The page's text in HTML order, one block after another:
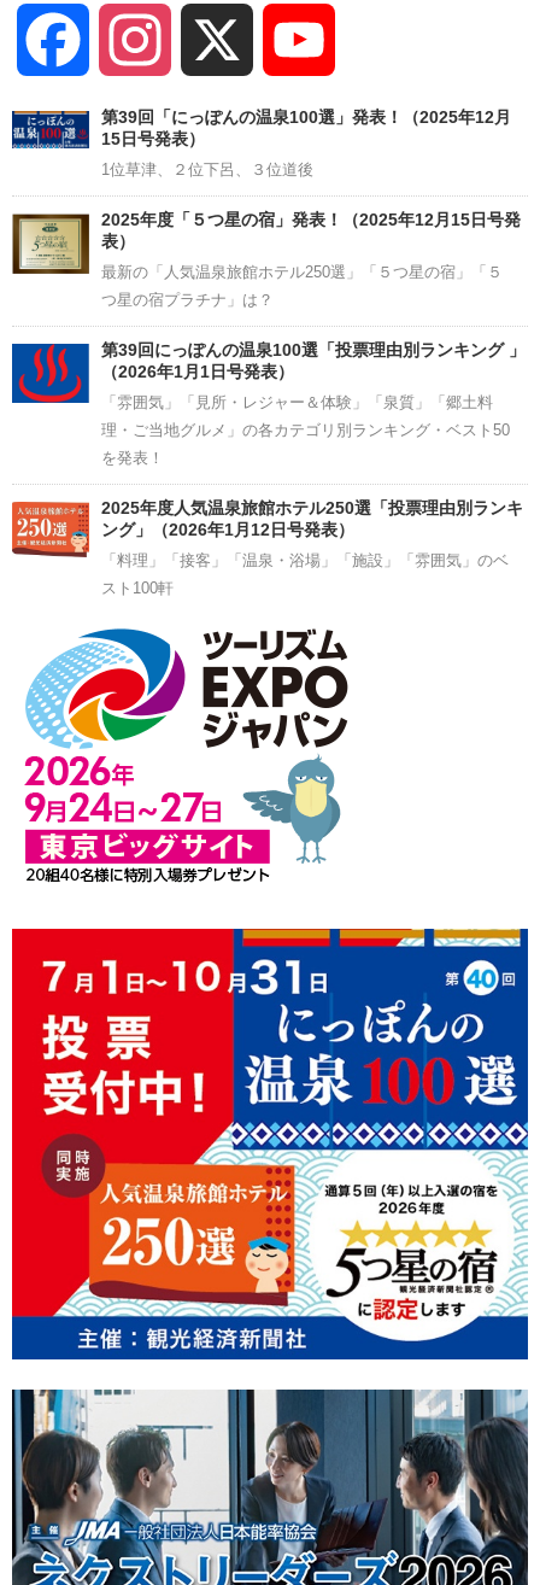
Facebook Instagram
Channel
第39回「にっぽんの温泉100選」発表！（2025年12月
15日号発表）
1位草津、２位下呂、３位道後
2025年度「５つ星の宿」発表！（2025年12月15日号発
表）
最新の「人気温泉旅館ホテル250選」「５つ星の宿」「５
つ星の宿プラチナ」は？
第39回にっぽんの温泉100選「投票理由別ランキング 」
（2026年1月1日号発表）
「雰囲気」「見所・レジャー＆体験」「泉質」「郷土料
理・ご当地グルメ」の各カテゴリ別ランキング・ベスト50
を発表！
2025年度人気温泉旅館ホテル250選「投票理由別ランキ
ング」（2026年1月12日号発表）
「料理」「接客」「温泉・浴場」「施設」「雰囲気」のベ
スト100軒